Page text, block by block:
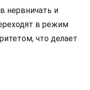
нервничать и
в режим
что делает